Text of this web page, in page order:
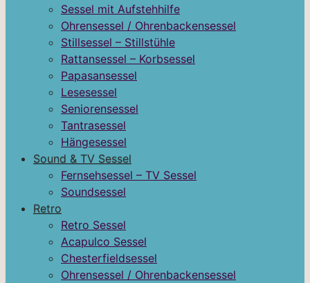
Sessel mit Aufstehhilfe
Ohrensessel / Ohrenbackensessel
Stillsessel – Stillstühle
Rattansessel – Korbsessel
Papasansessel
Lesesessel
Seniorensessel
Tantrasessel
Hängesessel
Sound & TV Sessel
Fernsehsessel – TV Sessel
Soundsessel
Retro
Retro Sessel
Acapulco Sessel
Chesterfieldsessel
Ohrensessel / Ohrenbackensessel